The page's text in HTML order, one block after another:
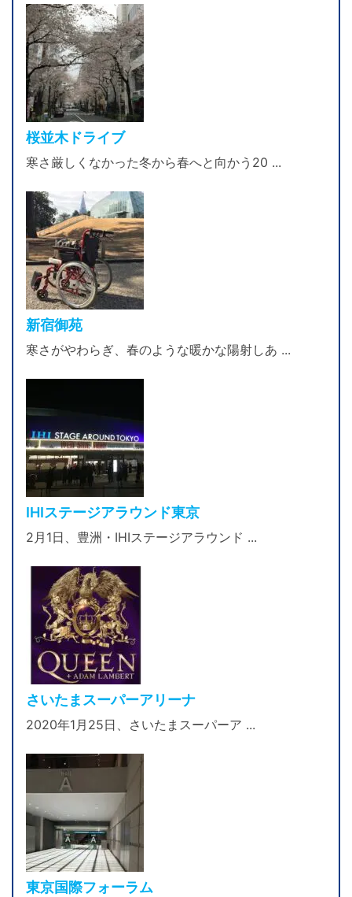
桜並木ドライブ
寒さ厳しくなかった冬から春へと向かう20 ...
新宿御苑
寒さがやわらぎ、春のような暖かな陽射しあ ...
IHIステージアラウンド東京
2月1日、豊洲・IHIステージアラウンド ...
さいたまスーパーアリーナ
2020年1月25日、さいたまスーパーア ...
東京国際フォーラム